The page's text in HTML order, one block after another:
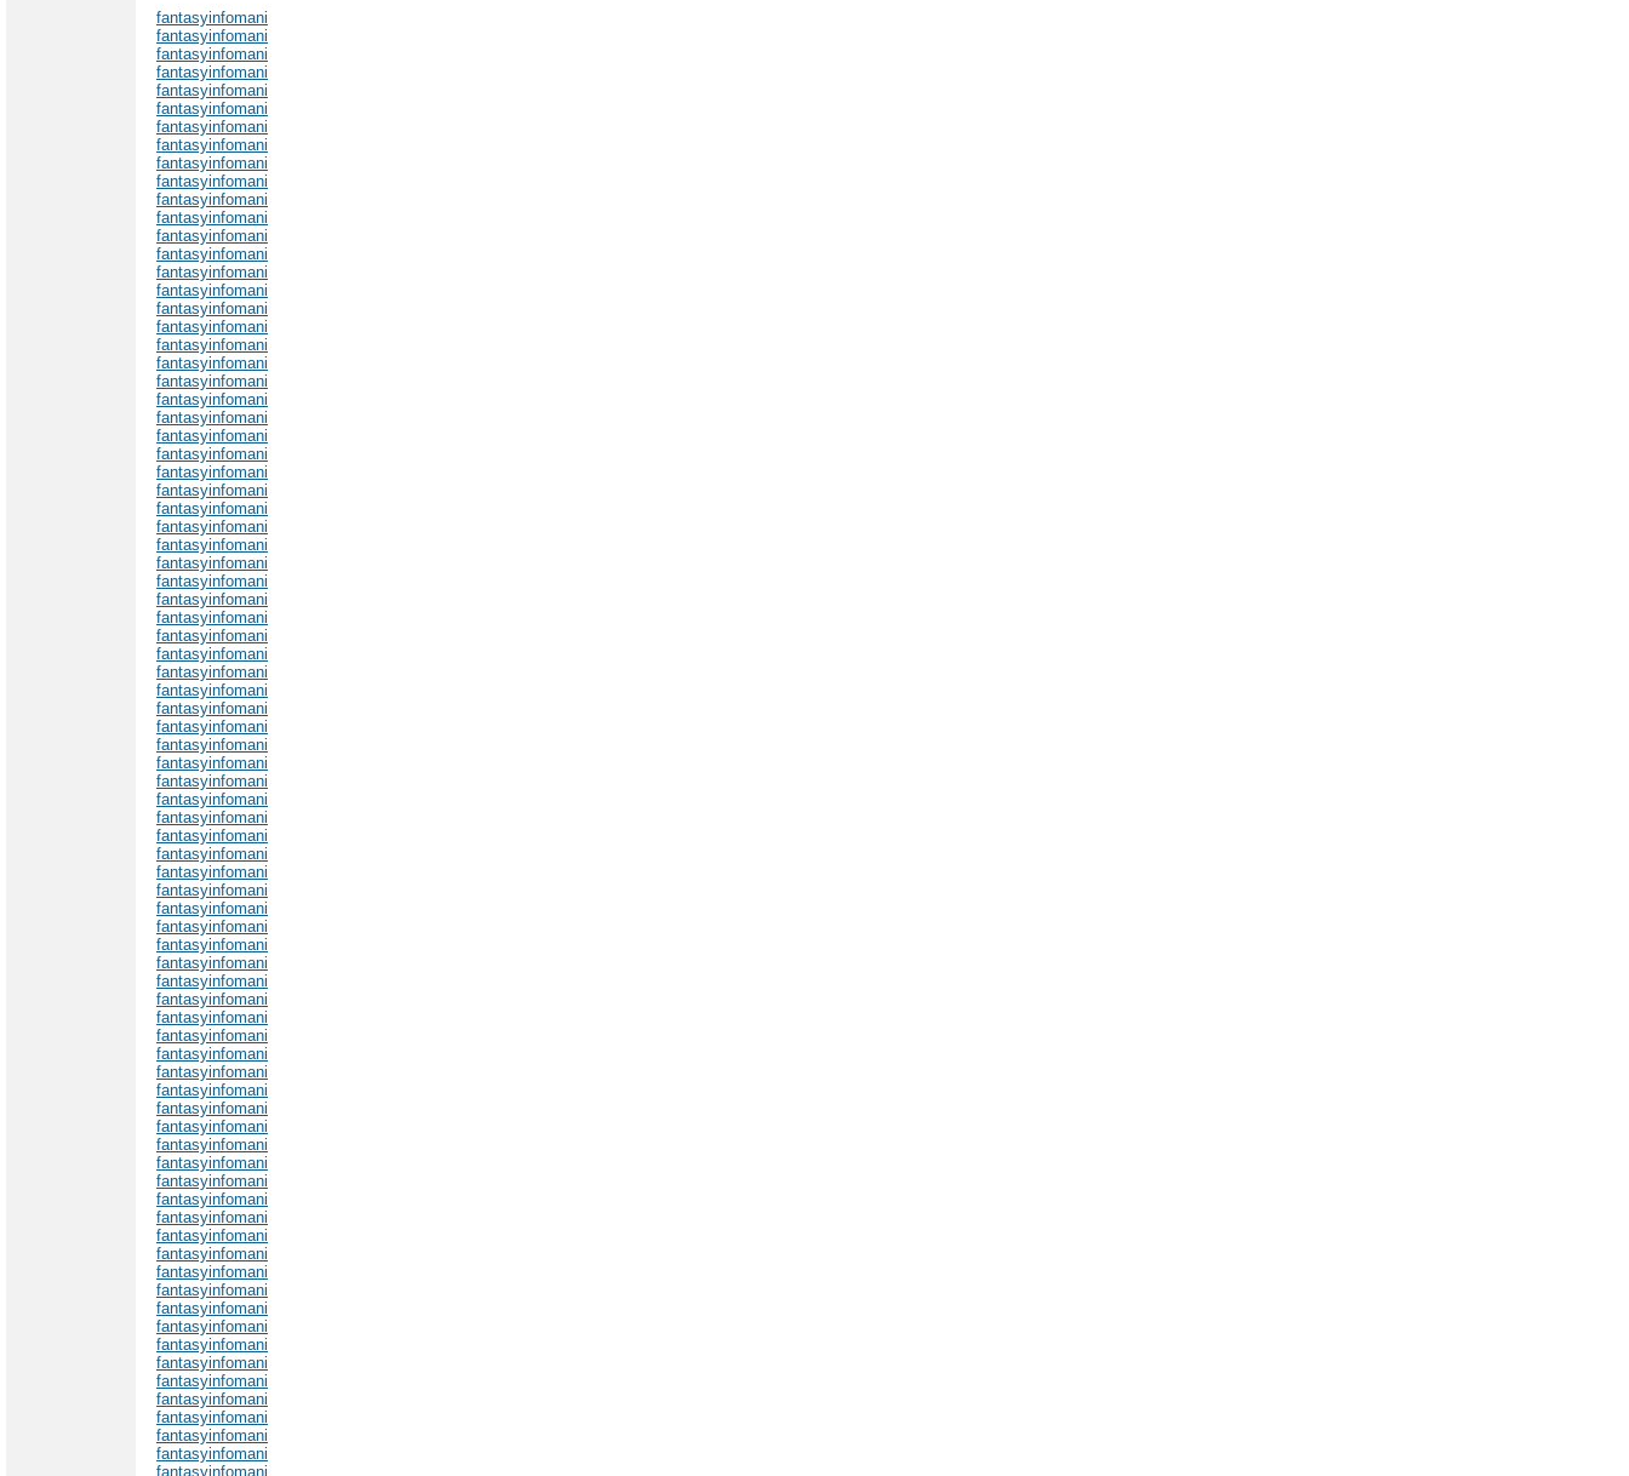
fantasyinfomani
fantasyinfomani
fantasyinfomani
fantasyinfomani
fantasyinfomani
fantasyinfomani
fantasyinfomani
fantasyinfomani
fantasyinfomani
fantasyinfomani
fantasyinfomani
fantasyinfomani
fantasyinfomani
fantasyinfomani
fantasyinfomani
fantasyinfomani
fantasyinfomani
fantasyinfomani
fantasyinfomani
fantasyinfomani
fantasyinfomani
fantasyinfomani
fantasyinfomani
fantasyinfomani
fantasyinfomani
fantasyinfomani
fantasyinfomani
fantasyinfomani
fantasyinfomani
fantasyinfomani
fantasyinfomani
fantasyinfomani
fantasyinfomani
fantasyinfomani
fantasyinfomani
fantasyinfomani
fantasyinfomani
fantasyinfomani
fantasyinfomani
fantasyinfomani
fantasyinfomani
fantasyinfomani
fantasyinfomani
fantasyinfomani
fantasyinfomani
fantasyinfomani
fantasyinfomani
fantasyinfomani
fantasyinfomani
fantasyinfomani
fantasyinfomani
fantasyinfomani
fantasyinfomani
fantasyinfomani
fantasyinfomani
fantasyinfomani
fantasyinfomani
fantasyinfomani
fantasyinfomani
fantasyinfomani
fantasyinfomani
fantasyinfomani
fantasyinfomani
fantasyinfomani
fantasyinfomani
fantasyinfomani
fantasyinfomani
fantasyinfomani
fantasyinfomani
fantasyinfomani
fantasyinfomani
fantasyinfomani
fantasyinfomani
fantasyinfomani
fantasyinfomani
fantasyinfomani
fantasyinfomani
fantasyinfomani
fantasyinfomani
fantasyinfomani
fantasyinfomani